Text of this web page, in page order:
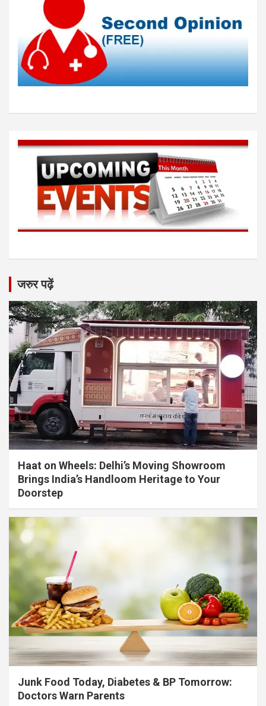
जरुर पढ़ें
Haat on Wheels: Delhi’s Moving Showroom
Brings India’s Handloom Heritage to Your
Doorstep
Junk Food Today, Diabetes & BP Tomorrow:
Doctors Warn Parents